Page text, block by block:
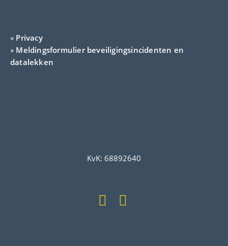
» Privacy
» Meldingsformulier beveiligingsincidenten en
datalekken
KvK: 68892640